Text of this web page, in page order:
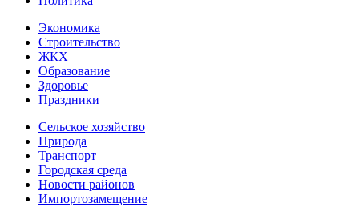
Экономика
Строительство
ЖКХ
Образование
Здоровье
Праздники
Сельское хозяйство
Природа
Транспорт
Городская среда
Новости районов
Импортозамещение